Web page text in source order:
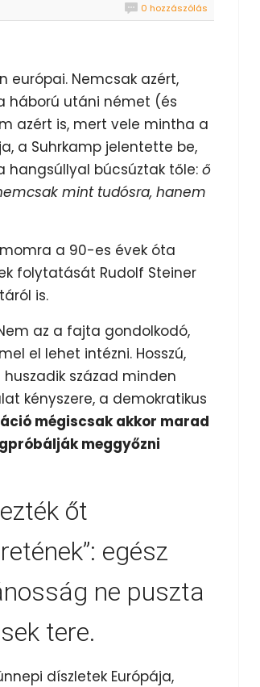
0 hozzászólás
európai. Nemcsak azért,
háború utáni német (és
azért is, mert vele mintha a
a Suhrkamp jelentette be,
hangsúllyal búcsúztak tőle: ő
mint tudósra, hanem
a 90-es évek óta
folytatását Rudolf Steiner
is.
az a fajta gondolkodó,
el lehet intézni. Hosszú,
század minden
kényszere, a demokratikus
mégiscsak akkor marad
meggyőzni
őt
egész
ne puszta
tere.
díszletek Európája,